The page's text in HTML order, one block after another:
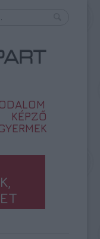
KÉPZŐ